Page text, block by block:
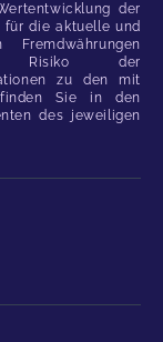
der
für die aktuelle und
Risiko der
zu den mit
finden Sie in den
des jeweiligen